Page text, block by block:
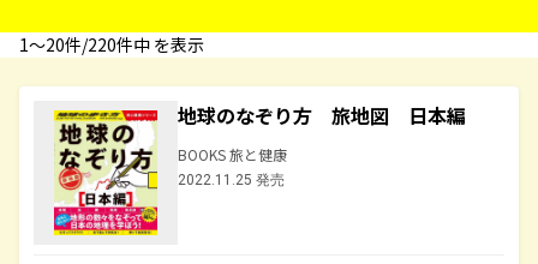
1〜20件/220件中 を表示
地球のなぞり方 旅地図 日本編
BOOKS 旅と健康
2022.11.25 発売